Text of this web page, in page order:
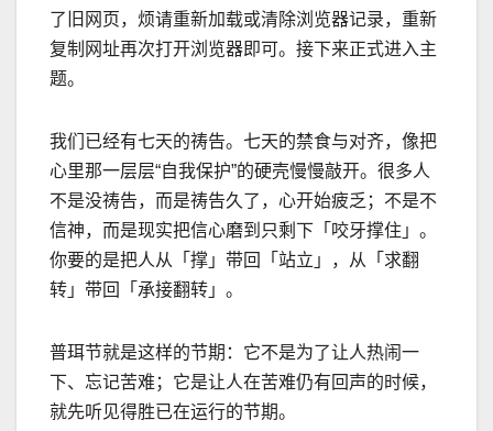
了旧网页，烦请重新加载或清除浏 览器记录，重新
复制网址再次打开浏 览器即可。 接下来正式进入主
题。
我们已经有七天的祷告。七天的禁食与对齐，像把
心里那一层层“自我保护”的硬壳慢慢敲开。很多人
不是没祷告，而是祷告久了，心开始疲乏；不是不
信神，而是现实把信心磨到只剩下「咬牙撑住」。
你要的是把人从「撑」带回「站立」，从「求翻
转」带回「承接翻转」。
普珥节就是这样的节期：它不是为了让人热闹一
下、忘记苦难；它是让人在苦难仍有回声的时候，
就先听见得胜已在运行的节期。